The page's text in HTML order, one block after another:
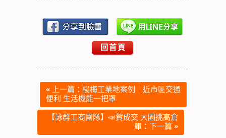
回首頁
« 上一篇：楊梅工業地案例｜近市區交通
便利 生活機能一把罩
【詠群工商團隊】📣賀成交 大園挑高倉
庫：下一篇 »